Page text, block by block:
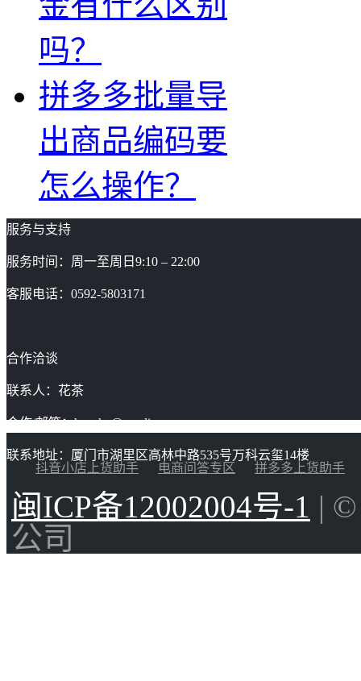
吗？
拼多多批量导
出商品编码要
怎么操作？
服务与支持
服务时间：周一至周日9:10 – 22:00
客服电话：0592-5803171
合作洽谈
联系人：花茶
合作/邮箱：huacha@gaoding.com
联系地址：厦门市湖里区高林中路535号万科云玺14楼
抖音小店上货助手
电商问答专区 拼多多上货助手
闽ICP备12002004号-1 |
公司